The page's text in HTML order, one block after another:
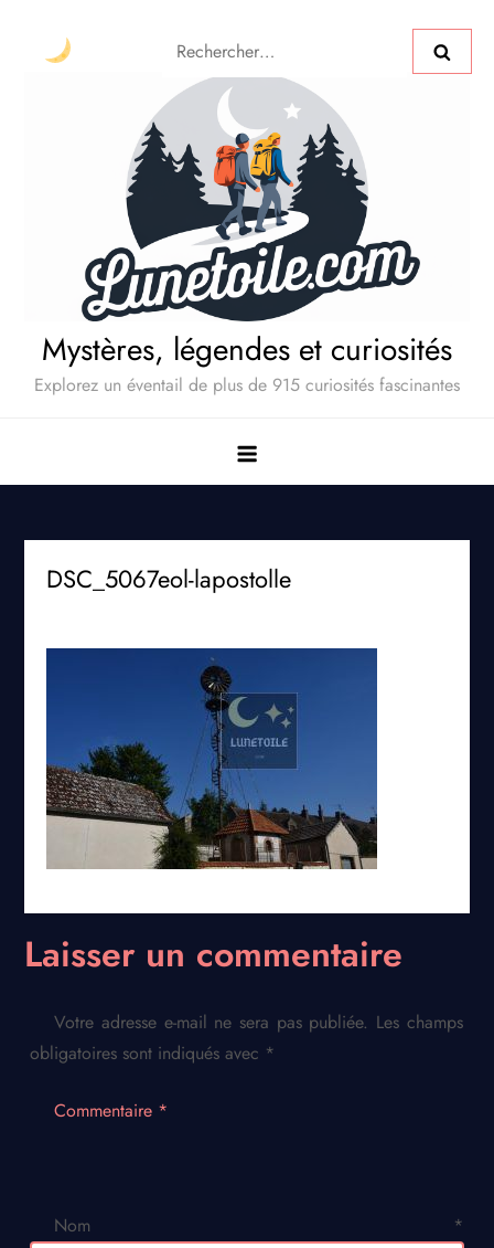
Mystères, légendes et curiosités
Explorez un éventail de plus de 915 curiosités fascinantes
DSC_5067eol-lapostolle
Laisser un commentaire
Votre adresse e-mail ne sera pas publiée. Les champs
obligatoires sont indiqués avec *
Commentaire *
Nom *